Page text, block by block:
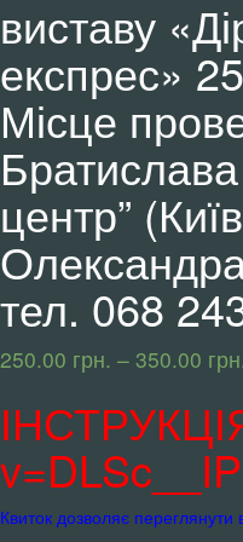
виставу
експрес»
Місце
центр”
тел. 068
250.00 грн. – 350.00
Квиток дозволяє переглянути